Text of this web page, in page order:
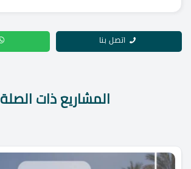
اتصل بنا
المشاريع ذات الصلة